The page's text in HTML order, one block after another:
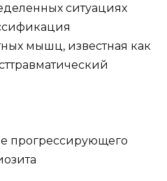
ситуациях
мышц, известная как
прогрессирующего